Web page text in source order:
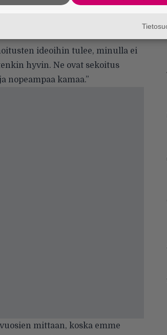
jännittävää.”
mukaan valmista ensi
mukaan vielä aikansa:
ideoihin tulee, minulla ei
hyvin. Ne ovat sekoitus
nopeampaa kamaa.”
mittaan, koska emme